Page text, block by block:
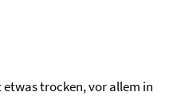
trocken, vor allem in